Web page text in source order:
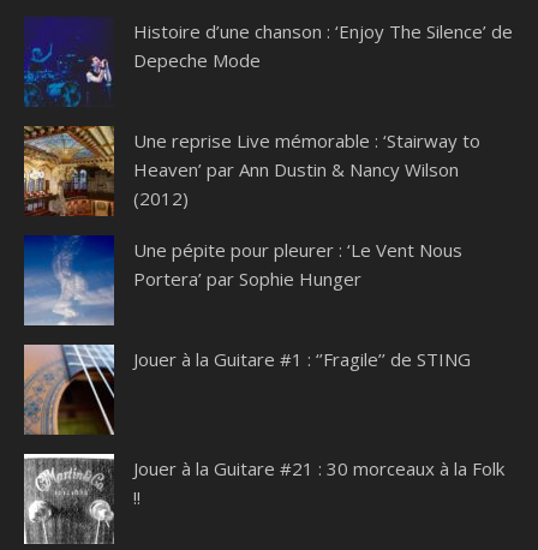
Histoire d’une chanson : ‘Enjoy The Silence’ de
Depeche Mode
Une reprise Live mémorable : ‘Stairway to
Heaven’ par Ann Dustin & Nancy Wilson
(2012)
Une pépite pour pleurer : ‘Le Vent Nous
Portera’ par Sophie Hunger
Jouer à la Guitare #1 : ‘’Fragile’’ de STING
Jouer à la Guitare #21 : 30 morceaux à la Folk
!!